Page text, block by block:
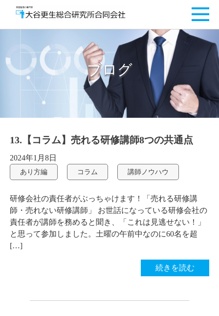
ブログ
13.【コラム】売れる研修講師8つの共通点
2024年1月8日
あり方編 コラム 講師ノウハウ
研修会社の責任者がぶっちゃけます！「売れる研修講
師・売れない研修講師」 お世話になっている研修会社の
責任者が講師を務めると聞き、「これは見逃せない！」
と思って参加しました。土曜の午前中なのに60名を超
[…]
続きを読む